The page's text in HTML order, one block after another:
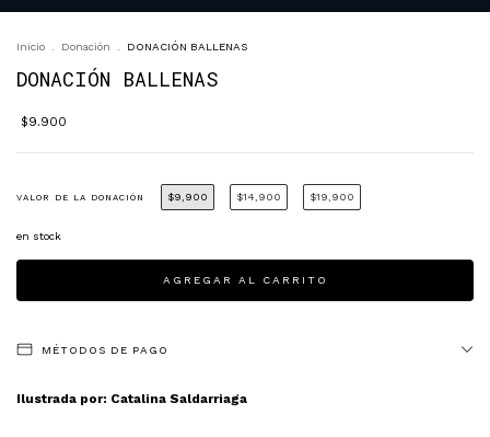
Inicio Donación DONACIÓN BALLENAS
DONACIÓN BALLENAS
$9.900
VALOR DE LA DONACIÓN $9,900 $14,900 $19,900
en stock
MÉTODOS DE PAGO
Ilustrada por: Catalina Saldarriaga